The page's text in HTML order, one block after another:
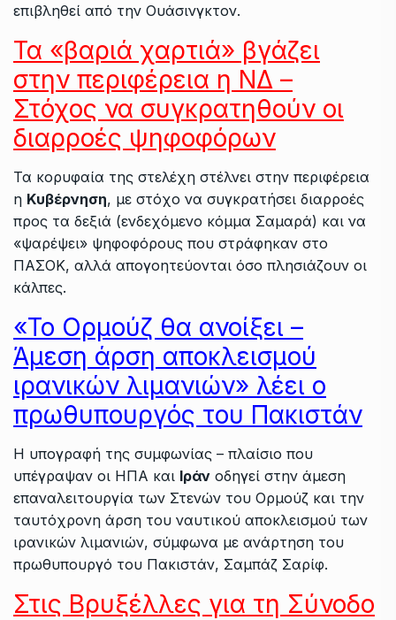
επιβληθεί από την Ουάσινγκτον.
Τα «βαριά χαρτιά» βγάζει
στην περιφέρεια η ΝΔ –
Στόχος να συγκρατηθούν οι
διαρροές ψηφοφόρων
Τα κορυφαία της στελέχη στέλνει στην περιφέρεια
η Κυβέρνηση, με στόχο να συγκρατήσει διαρροές
προς τα δεξιά (ενδεχόμενο κόμμα Σαμαρά) και να
«ψαρέψει» ψηφοφόρους που στράφηκαν στο
ΠΑΣΟΚ, αλλά απογοητεύονται όσο πλησιάζουν οι
κάλπες.
«Το Ορμούζ θα ανοίξει –
Άμεση άρση αποκλεισμού
ιρανικών λιμανιών» λέει ο
πρωθυπουργός του Πακιστάν
Η υπογραφή της συμφωνίας – πλαίσιο που
υπέγραψαν οι ΗΠΑ και Ιράν οδηγεί στην άμεση
επαναλειτουργία των Στενών του Ορμούζ και την
ταυτόχρονη άρση του ναυτικού αποκλεισμού των
ιρανικών λιμανιών, σύμφωνα με ανάρτηση του
πρωθυπουργό του Πακιστάν, Σαμπάζ Σαρίφ.
Στις Βρυξέλλες για τη Σύνοδο